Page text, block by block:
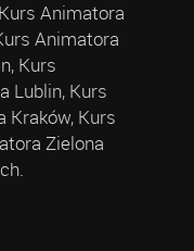
Animatora
Animatora
Kurs
Lublin, Kurs
Kraków, Kurs
Zielona